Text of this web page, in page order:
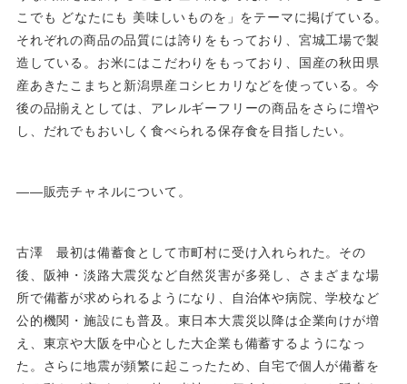
こでも どなたにも 美味しいものを」をテーマに掲げている。
それぞれの商品の品質には誇りをもっており、宮城工場で製
造している。お米にはこだわりをもっており、国産の秋田県
産あきたこまちと新潟県産コシヒカリなどを使っている。今
後の品揃えとしては、アレルギーフリーの商品をさらに増や
し、だれでもおいしく食べられる保存食を目指したい。
――販売チャネルについて。
古澤 最初は備蓄食として市町村に受け入れられた。その
後、阪神・淡路大震災など自然災害が多発し、さまざまな場
所で備蓄が求められるようになり、自治体や病院、学校など
公的機関・施設にも普及。東日本大震災以降は企業向けが増
え、東京や大阪を中心とした大企業も備蓄するようになっ
た。さらに地震が頻繁に起こったため、自宅で個人が備蓄を